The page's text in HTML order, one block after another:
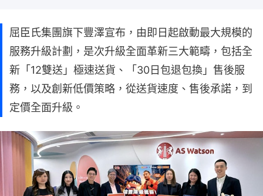
屈臣氏集團旗下豐澤宣布，由即日起啟動最大規模的
服務升級計劃，是次升級全面革新三大範疇，包括全
新「12雙送」極速送貨、「30日包退包換」售後服
務，以及創新低價策略，從送貨速度、售後承諾，到
定價全面升級。